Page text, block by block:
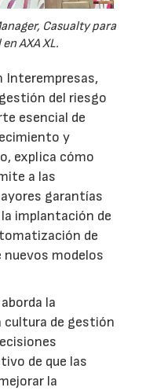
Casualty para
AXA XL.
Interempresas,
del riesgo
esencial de
y
explica cómo
a las
garantías
implantación de
de
nuevos modelos
la
cultura de gestión
de que las
la